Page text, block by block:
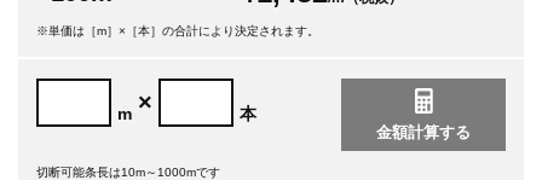
※単価は［m］×［本］の合計により決定されます。
m × 本
切断可能条長は10m～1000mです